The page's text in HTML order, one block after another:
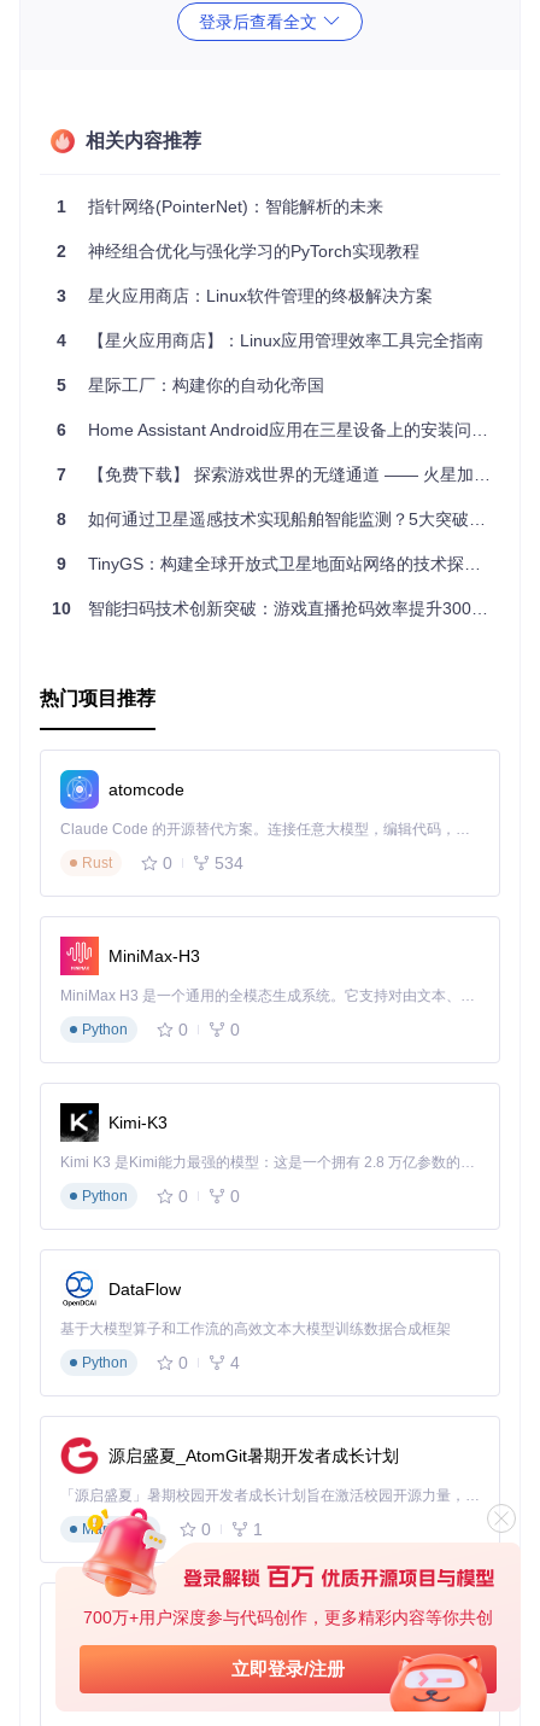
700万+用户深度参与代码创作，更多精彩内容等你共创
立即登录/注册
同场景选择最佳操作。
PointerNet 能够更好地捕捉上下文信息，增强模型的预测能
力。
晰，易于理解和修改，适合进一步的研究和开发。
贡献，不断优化和完善。
总的来说，PointerNet 提供了一个独特而强大的框架，为处理
人员，都值得尝试并探索这个项目的潜力。现在就加入 Pointe
登录后查看全文
相关内容推荐
1 指针网络(PointerNet)：智能解析的未来
2 神经组合优化与强化学习的PyTorch实现教程
3 星火应用商店：Linux软件管理的终极解决方案
4 【星火应用商店】：Linux应用管理效率工具完全指南
5 星际工厂：构建你的自动化帝国
6 Home Assistant Android应用在三星设备上的安装问题分析与解决方案
7 【免费下载】 探索游戏世界的无缝通道 —— 火星加速器 V4.3.2 无限试用版评测
8 如何通过卫星遥感技术实现船舶智能监测？5大突破性技术解析
9 TinyGS：构建全球开放式卫星地面站网络的技术探索指南
10 智能扫码技术创新突破：游戏直播抢码效率提升300%的底层逻辑与实践
热门项目推荐
atomcode
Claude Code 的开源替代方案。连接任意大模型，编辑代码，运行命令，自动验证 — 全自动执行。用 Rust 构建，极致性能。 ｜ An open-source alternative to Claude Code. Connect any LLM, edit code, run commands, and verify changes — autonomously. Built in Rust for speed. Get Started
Rust
0 534
MiniMax-H3
MiniMax H3 是一个通用的全模态生成系统。它支持对由文本、图像、视频和音频组成的多模态上下文进行统一理解，并能生成分辨率高达 2K、时长可达 15 秒的带原生立体声音频的视频。得益于面向任务泛化的系统设计，H3 在预训练阶段就已具备广泛的多模态上下文理解与生成能力，能够出色地执行复杂的多模态指令。
Python
0 0
Kimi-K3
Kimi K3 是Kimi能力最强的模型：这是一个拥有 2.8 万亿参数的混合专家（MoE）模型，具备原生视觉理解能力，并支持 100 万 token 的上下文窗口。
Python
0 0
DataFlow
基于大模型算子和工作流的高效文本大模型训练数据合成框架
Python
0 4
源启盛夏_AtomGit暑期开发者成长计划
「源启盛夏」暑期校园开发者成长计划旨在激活校园开源力量，通过积分激励、认证扶持、资源倾斜等形式，引导高校组织和开发者完成「入驻 — 建项目 — 做贡献 — 获认证 — 得资源」的完整闭环。无论你是想带领社团入驻平台的组织者，还是希望用代码贡献证明自己的开发者，都能在这里找到属于你的成长路径。
Markdown
0 1
py-xiaozhi
基于Python的Xiaozhi AI，适用于想要完整Xiaozhi体验而无需拥有专用硬件的用户。
Python
0 1